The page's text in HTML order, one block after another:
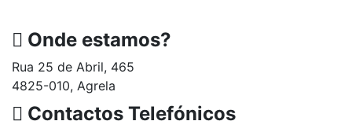
Onde estamos?
Rua 25 de Abril, 465
4825-010, Agrela
Contactos Telefónicos